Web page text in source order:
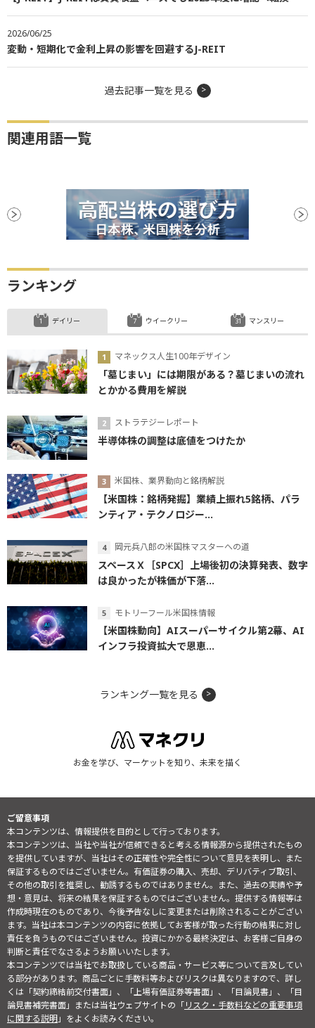
2026/06/25
変動・短期化で金利上昇の影響を回避するJ-REIT
過去記事一覧を見る
関連用語一覧
ランキング
デイリー
マネックス人生100年デザイン
「墓じまい」には期限がある？墓じまいの流れ
とかかる費用を解説
ストラテジーレポート
半導体株の調整は底値をつけたか
米国株、業界動向と銘柄解説
【米国株：銘柄発掘】業績上振れ5銘柄、パラ
ンティア・テクノロジー...
岡元兵八郎の米国株マスターへの道
スペースＸ［SPCX］上場後初の決算発表、数字
は良かったが株価が下落...
モトリーフール米国株情報
【米国株動向】AIスーパーサイクル第2幕、AI
インフラ投資拡大で恩恵...
ウイークリー マンスリー
ランキング一覧を見る
お金を学び、マーケットを知り、未来を描く
ご留意事項
本コンテンツは、情報提供を目的として行っております。
本コンテンツは、当社や当社が信頼できると考える情報源から提供されたもの
を提供していますが、当社はその正確性や完全性について意見を表明し、また
保証するものではございません。有価証券の購入、売却、デリバティブ取引、
その他の取引を推奨し、勧誘するものではありません。また、過去の実績や予
想・意見は、将来の結果を保証するものではございません。提供する情報等は
作成時現在のものであり、今後予告なしに変更または削除されることがござい
ます。当社は本コンテンツの内容に依拠してお客様が取った行動の結果に対し
責任を負うものではございません。投資にかかる最終決定は、お客様ご自身の
判断と責任でなさるようお願いいたします。
本コンテンツでは当社でお取扱している商品・サービス等について言及してい
る部分があります。商品ごとに手数料等およびリスクは異なりますので、詳し
くは「契約締結前交付書面」、「上場有価証券等書面」、「目論見書」、「目
論見書補完書面」または当社ウェブサイトの「リスク・手数料などの重要事項
に関する説明」をよくお読みください。